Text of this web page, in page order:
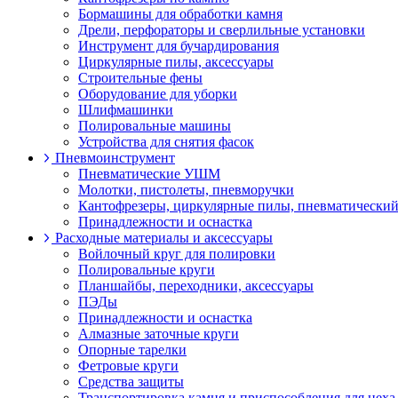
Бормашины для обработки камня
Дрели, перфораторы и сверлильные установки
Инструмент для бучардирования
Циркулярные пилы, аксессуары
Строительные фены
Оборудование для уборки
Шлифмашинки
Полировальные машины
Устройства для снятия фасок
Пневмоинструмент
Пневматические УШМ
Молотки, пистолеты, пневморучки
Кантофрезеры, циркулярные пилы,
Принадлежности и оснастка
Расходные материалы и аксессуары
Войлочный круг для полировки
Полировальные круги
Планшайбы, переходники, аксессуары
ПЭДы
Принадлежности и оснастка
Алмазные заточные круги
Опорные тарелки
Фетровые круги
Средства защиты